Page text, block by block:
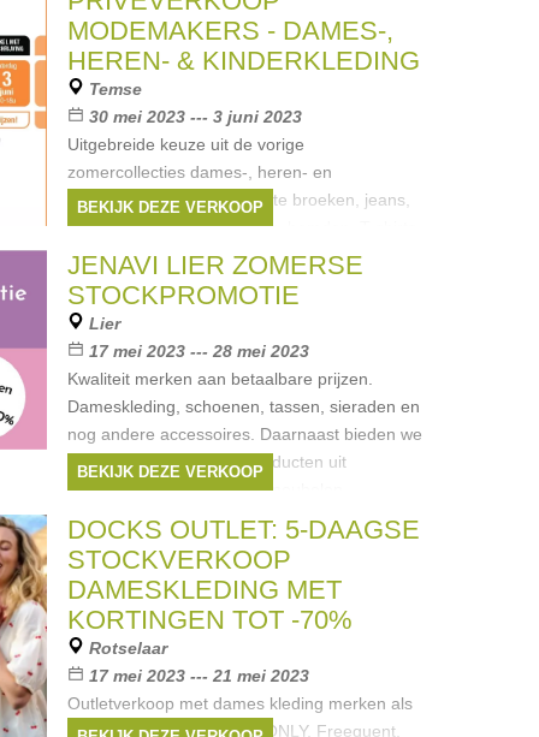
Verkoop
Merken:Ralph Lauren Guess,Esprit,
McGregor,Gant , ...
MODEMAKERS - DAMES-,
HEREN- & KINDERKLEDING
Temse
30 mei 2023 --- 3 juni 2023
Uitgebreide keuze uit de vorige
zomercollecties dames-, heren- en
kinderkleding: lange en korte broeken, jeans,
jurken, rokken, truien, gilets, hemden, T-shirts,
polo’s, tops,... Ronde prijzen
Merken:Guess ,Vingino,Only
Moda, Street One, ...
BEKIJK DEZE VERKOOP
JENAVI LIER ZOMERSE
STOCKPROMOTIE
Lier
17 mei 2023 --- 28 mei 2023
Kwaliteit merken aan betaalbare prijzen.
Dameskleding, schoenen, tassen, sieraden en
nog andere accessoires. Daarnaast bieden we
ook nog allerlei andere producten uit
verschillende categorieën meubelen
Merken: Guess,DKNY, Armani , Diesel,
Liu Jo, ...
BEKIJK DEZE VERKOOP
DOCKS OUTLET: 5-DAAGSE
STOCKVERKOOP
DAMESKLEDING MET
KORTINGEN TOT -70%
Rotselaar
17 mei 2023 --- 21 mei 2023
Outletverkoop met dames kleding merken als
Vero Moda, Vila, Byoung, ONLY, Freequent,